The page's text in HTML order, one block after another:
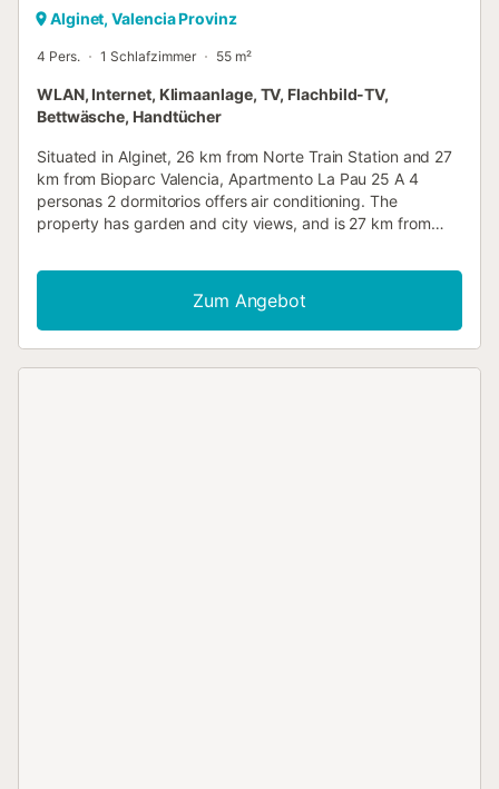
Alginet, Valencia Provinz
4 Pers. 1 Schlafzimmer 55 m²
WLAN, Internet, Klimaanlage, TV, Flachbild-TV,
Bettwäsche, Handtücher
Situated in Alginet, 26 km from Norte Train Station and 27
km from Bioparc Valencia, Apartmento La Pau 25 A 4
personas 2 dormitorios offers air conditioning. The
property has garden and city views, and is 27 km from
Zum Angebot